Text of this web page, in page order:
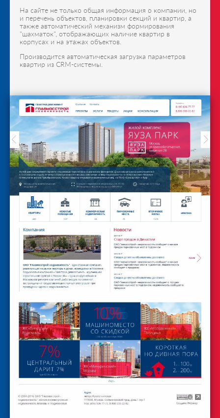
На сайте не только общая информация о компании, но
и перечень объектов, планировки секций и квартир, а
также автоматический механизм формирования
"шахматок", отображающих наличие квартир в
корпусах и на этажах объектов.
Производится автоматическая загрузка параметров
квартир из CRM-системы.